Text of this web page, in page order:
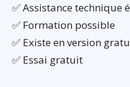
✅ Assistance technique
✅ Formation possible
✅ Existe en version
✅ Essai gratuit